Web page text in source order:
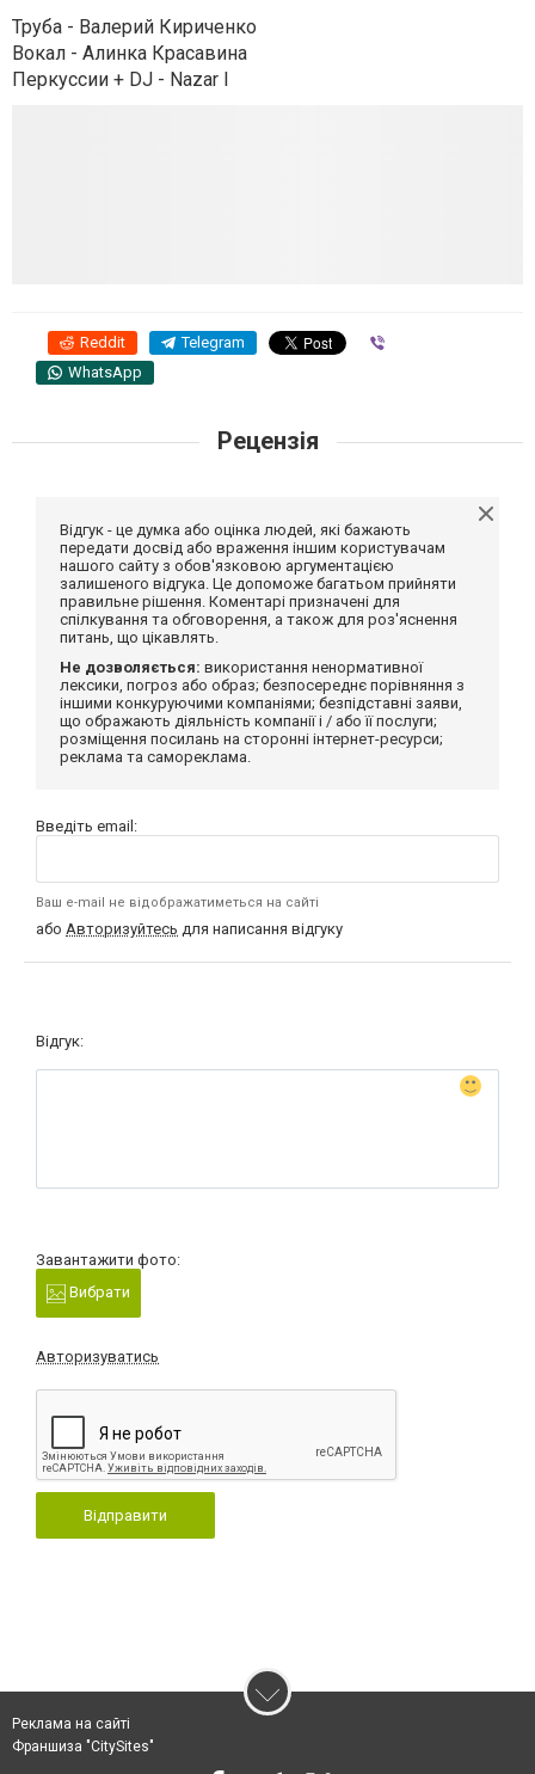
Труба - Валерий Кириченко
Вокал - Алинка Красавина
Перкуссии + DJ - Nazar I
Reddit Telegram
WhatsApp
Рецензія
Відгук - це думка або оцінка людей, які бажають
передати досвід або враження іншим користувачам
нашого сайту з обов'язковою аргументацією
залишеного відгука. Це допоможе багатьом прийняти
правильне рішення. Коментарі призначені для
спілкування та обговорення, а також для роз'яснення
питань, що цікавлять.
Не дозволяється: використання ненормативної
лексики, погроз або образ; безпосереднє порівняння з
іншими конкуруючими компаніями; безпідставні заяви,
що ображають діяльність компанії і / або її послуги;
розміщення посилань на сторонні інтернет-ресурси;
реклама та самореклама.
Введіть email:
Ваш e-mail не відображатиметься на сайті
або Авторизуйтесь для написання відгуку
Відгук:
Завантажити фото:
Вибрати
Авторизуватись
Відправити
Реклама на сайті
Франшиза "CitySites"